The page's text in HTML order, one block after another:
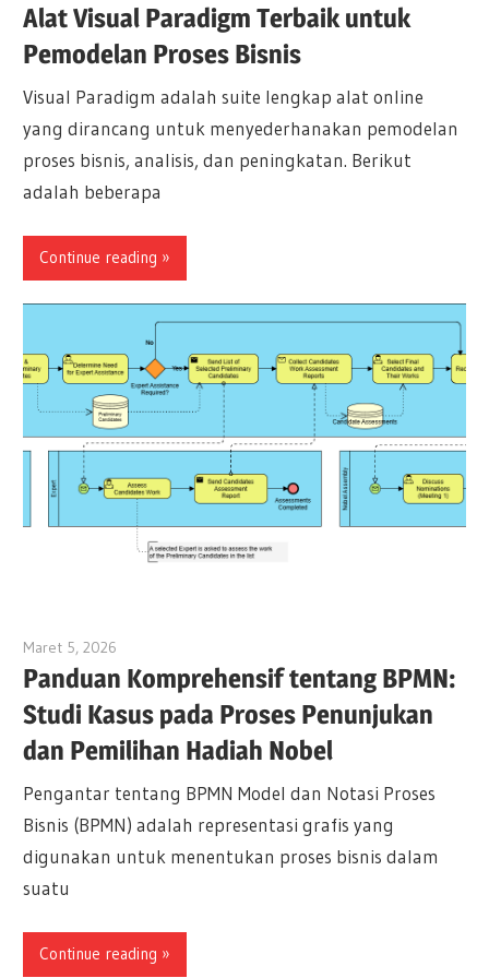
Alat Visual Paradigm Terbaik untuk
Pemodelan Proses Bisnis
Visual Paradigm adalah suite lengkap alat online
yang dirancang untuk menyederhanakan pemodelan
proses bisnis, analisis, dan peningkatan. Berikut
adalah beberapa
Continue reading
Maret 5, 2026
Panduan Komprehensif tentang BPMN:
Studi Kasus pada Proses Penunjukan
dan Pemilihan Hadiah Nobel
Pengantar tentang BPMN Model dan Notasi Proses
Bisnis (BPMN) adalah representasi grafis yang
digunakan untuk menentukan proses bisnis dalam
suatu
Continue reading